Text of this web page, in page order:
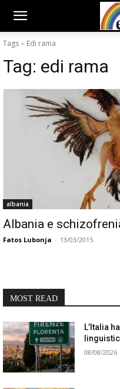
Tags Edi rama
Tag: edi rama
albania
Albania e
Fatos Lubonja - 13/03/2015
MOST READ
L’Italia
08/08/2026